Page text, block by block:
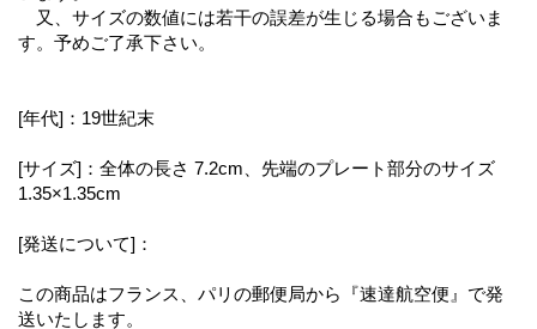
又、サイズの数値には若干の誤差が生じる場合もございま
す。予めご了承下さい。
[年代]：19世紀末
[サイズ]：全体の長さ 7.2cm、先端のプレート部分のサイズ
1.35×1.35cm
[発送について]：
この商品はフランス、パリの郵便局から『速達航空便』で発
送いたします。